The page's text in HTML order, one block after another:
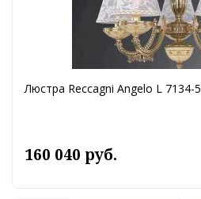
Люстра Reccagni Angelo L 7134-5
160 040 руб.